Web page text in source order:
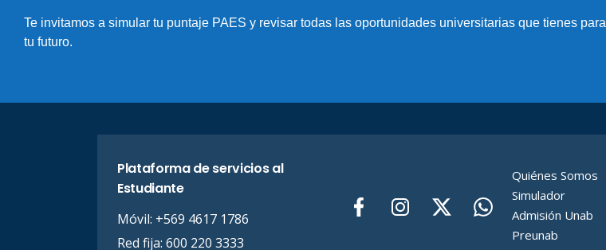
Te invitamos a simular tu puntaje PAES y revisar todas las oportunidades universitarias que tienes para
tu futuro.